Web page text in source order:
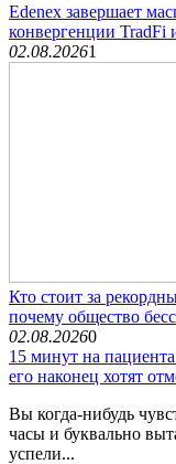
Edenex завершает
конвергенции TradFi
02.08.20261
Кто стоит за
почему общество
02.08.20260
15 минут на
его наконец хотят
Вы когда-нибудь
часы и буквально
успели...